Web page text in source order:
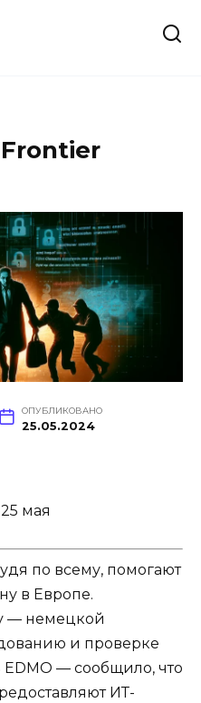
ОПУБЛИКОВАНО
25.05.2024
мая
по всему, помогают
в Европе.
— немецкой
и проверке
EDMO — сообщило, что
ИТ-